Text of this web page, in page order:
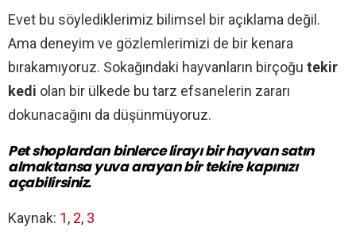
Evet bu söylediklerimiz bilimsel bir açıklama değil.
Ama deneyim ve gözlemlerimizi de bir kenara
bırakamıyoruz. Sokağındaki hayvanların birçoğu tekir
kedi olan bir ülkede bu tarz efsanelerin zararı
dokunacağını da düşünmüyoruz.
Pet shoplardan binlerce lirayı bir hayvan satın
almaktansa yuva arayan bir tekire kapınızı
açabilirsiniz.
Kaynak: 1, 2, 3